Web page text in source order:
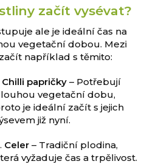
začít vysévat?
ale je ideální čas na
vegetační dobou. Mezi
například s těmito:
Chilli papričky– Potřebují
vegetační dobu,
je ideální začít s jejich
již nyní.
Celer– Tradiční plodina,
vyžaduje čas a trpělivost.